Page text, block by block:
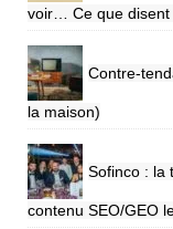
voir… Ce que disent
Contre-
la maison)
Sofinco : la
contenu SEO/GEO